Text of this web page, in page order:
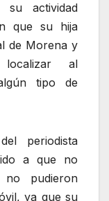
su actividad
que su hija
de Morena y
al
tipo de
periodista
a que no
pudieron
ya que su